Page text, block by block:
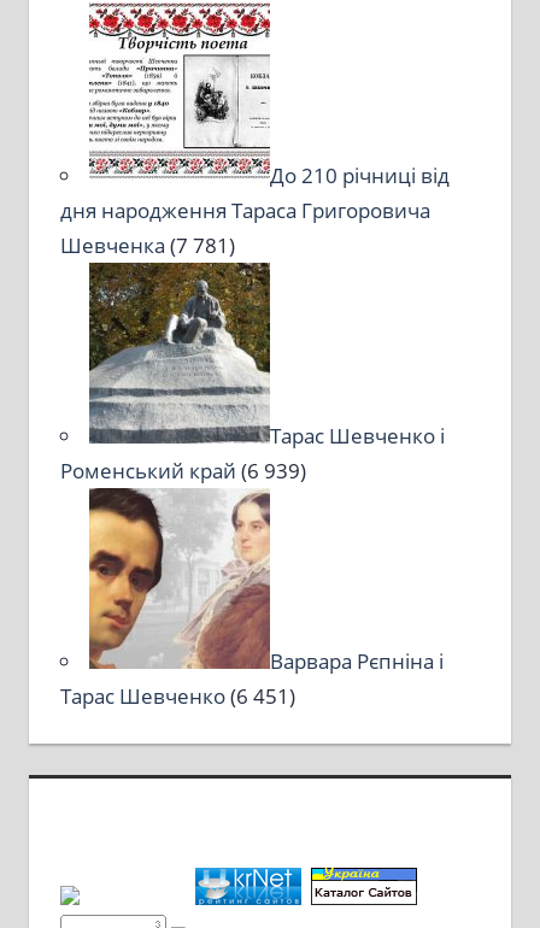
До 210 річниці від
дня народження Тараса Григоровича
Шевченка (7 781)
Тарас Шевченко і
Роменський край (6 939)
Варвара Рєпніна і
Тарас Шевченко(6 451)